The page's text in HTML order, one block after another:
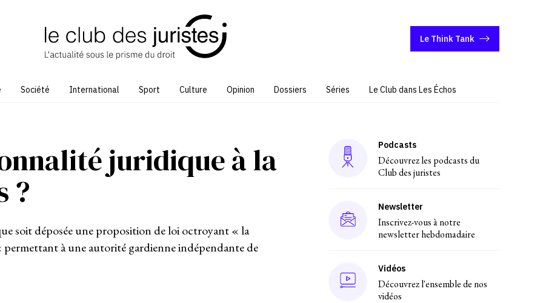
Le Think Tank
Société International Sport Culture Opinion Dossiers Séries Le Club dans Les Échos
juridique à la
?
soit déposée une proposition de loi octroyant « la
à une autorité gardienne indépendante de
Podcasts
Découvrez les podcasts du
Club des juristes
Newsletter
Inscrivez-vous à notre
newsletter hebdomadaire
Vidéos
Découvrez l'ensemble de nos
vidéos